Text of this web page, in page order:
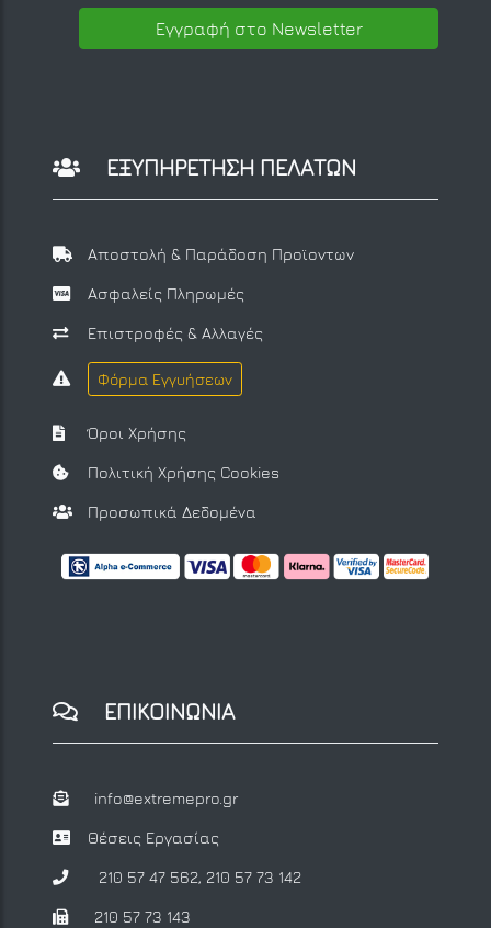
Εγγραφή στο Newsletter
ΕΞΥΠΗΡΕΤΗΣΗ ΠΕΛΑΤΩΝ
Αποστολή & Παράδοση Προϊοντων
Ασφαλείς Πληρωμές
Επιστροφές & Αλλαγές
Φόρμα Εγγυήσεων
Όροι Χρήσης
Πολιτική Χρήσης Cookies
Προσωπικά Δεδομένα
ΕΠΙΚΟΙΝΩΝΙΑ
info@extremepro.gr
Θέσεις Εργασίας
210 57 47 562, 210 57 73 142
210 57 73 143